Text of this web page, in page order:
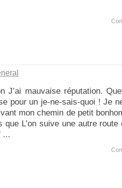
J’ai mauvaise réputation.
pour un je-ne-sais-quoi ! Je
mon chemin de petit
que L’on suive une autre route
...